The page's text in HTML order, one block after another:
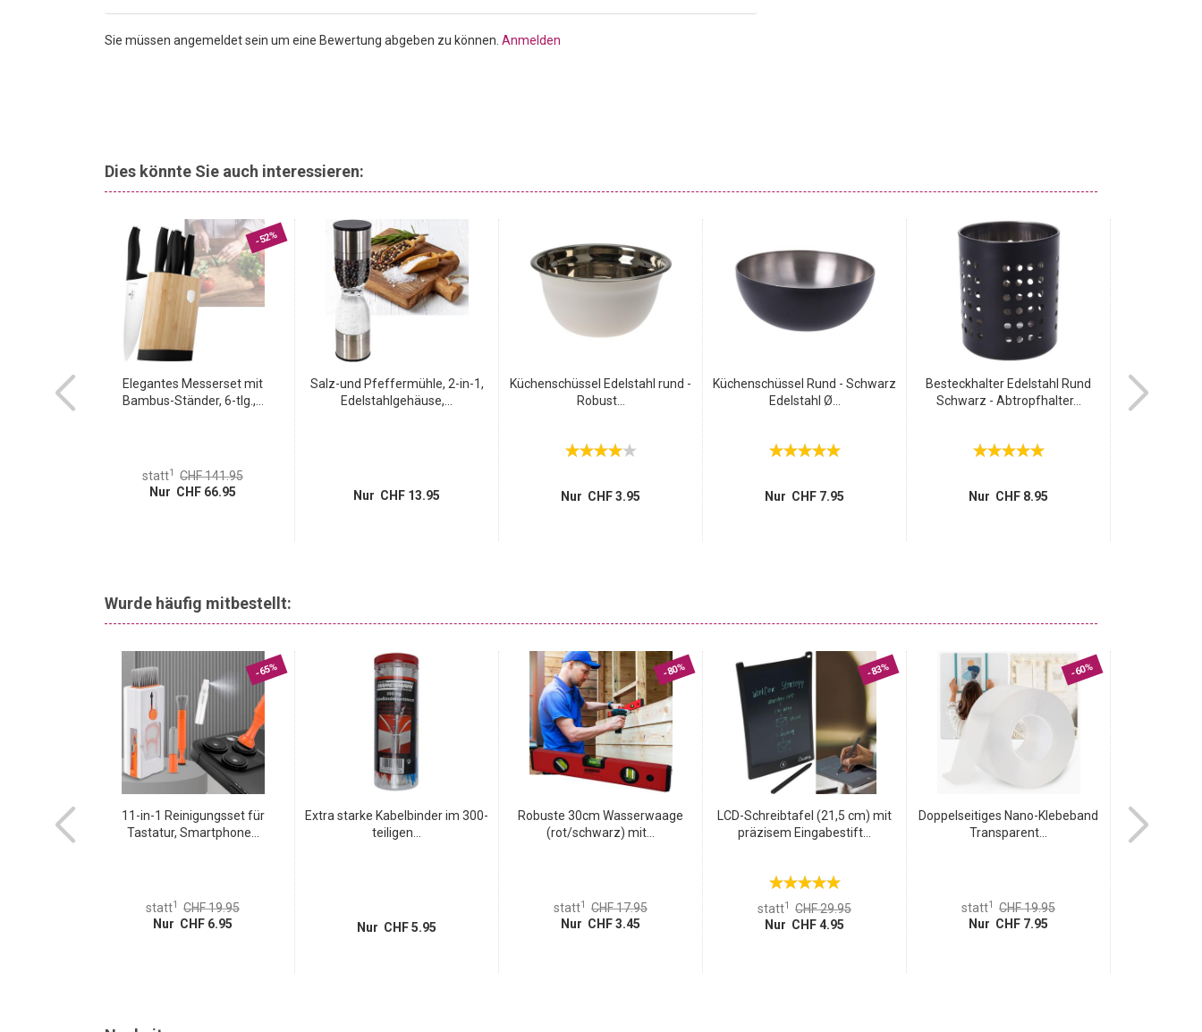
Sie müssen angemeldet sein um eine Bewertung abgeben zu können. Anmelden
Dies könnte Sie auch interessieren:
40
-52%
Elegantes Messerset mit
Bambus-Ständer, 6-tlg.,...
statt1
CHF 141.95
Nur CHF 66.95
Salz-und Pfeffermühle, 2-in-1,
Edelstahlgehäuse,...
Nur CHF 13.95
Küchenschüssel Edelstahl rund -
Robust...
Nur CHF 3.95
Küchenschüssel Rund - Schwarz
Edelstahl Ø...
Nur CHF 7.95
Besteckhalter Edelstahl Rund
Schwarz - Abtropfhalter...
Nur CHF 8.95
Elegante
Wurde häufig mitbestellt:
-
-65%
11-in-1 Reinigungsset für
Tastatur, Smartphone...
statt1
CHF 19.95
Nur CHF 6.95
Extra starke Kabelbinder im 300-
teiligen...
Nur CHF 5.95
-80%
Robuste 30cm Wasserwaage
(rot/schwarz) mit...
statt1
CHF 17.95
Nur CHF 3.45
-83%
LCD-Schreibtafel (21,5 cm) mit
präzisem Eingabestift...
statt1
CHF 29.95
Nur CHF 4.95
-60%
Doppelseitiges Nano-Klebeband
Transparent...
statt1
CHF 19.95
Nur CHF 7.95